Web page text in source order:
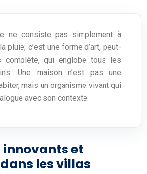
ne consiste pas simplement à
pluie; c’est une forme d’art, peut-
complète, qui englobe tous les
Une maison n’est pas une
mais un organisme vivant qui
avec son contexte.
et
les villas